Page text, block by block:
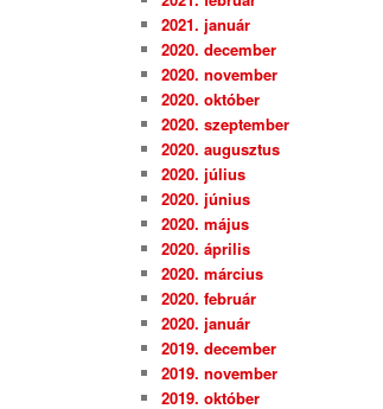
2021. január
2020. december
2020. november
2020. október
2020. szeptember
2020. augusztus
2020. július
2020. június
2020. május
2020. április
2020. március
2020. február
2020. január
2019. december
2019. november
2019. október